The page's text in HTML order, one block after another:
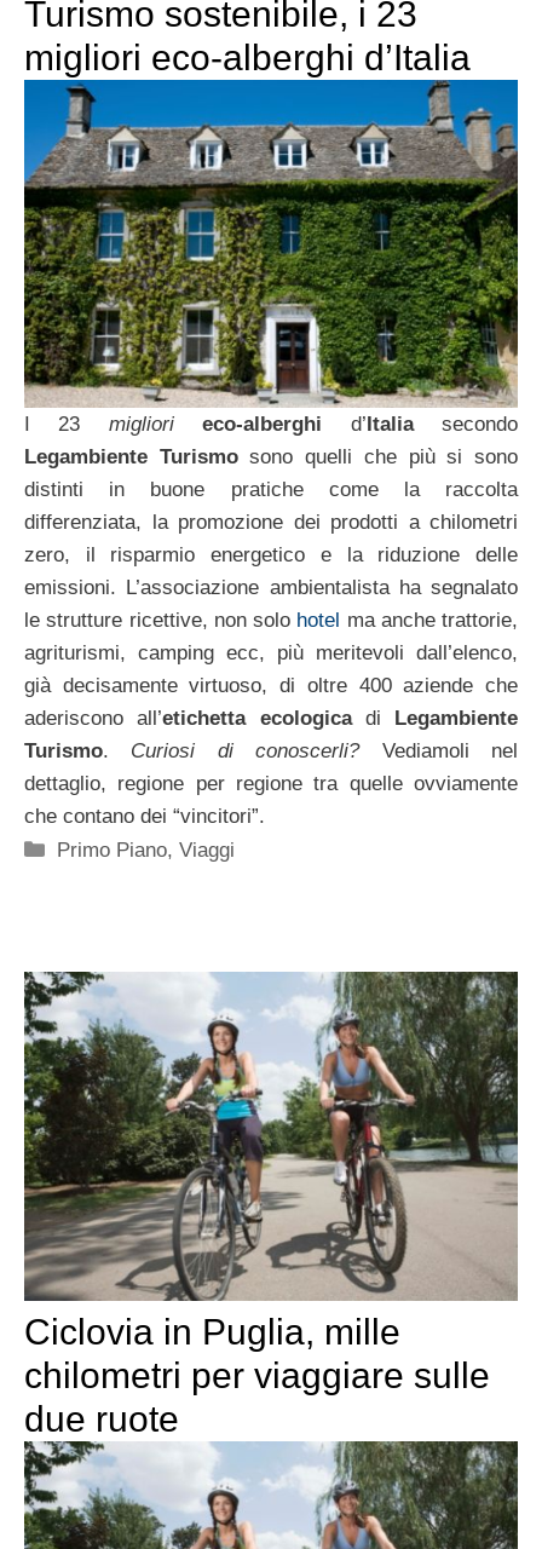
Turismo sostenibile, i 23
migliori eco-alberghi d’Italia
I 23 migliori eco-alberghi d’Italiasecondo
Legambiente Turismosono quelli che più si sono
distinti in buone pratiche come la raccolta
differenziata, la promozione dei prodotti a chilometri
zero, il risparmio energetico e la riduzione delle
emissioni. L’associazione ambientalista ha segnalato
le strutture ricettive, non solo hotel ma anche trattorie,
agriturismi, camping ecc, più meritevoli dall’elenco,
già decisamente virtuoso, di oltre 400 aziende che
aderiscono all’etichetta ecologicadi Legambiente
Turismo. Curiosi di conoscerli?Vediamoli nel
dettaglio, regione per regione tra quelle ovviamente
che contano dei “vincitori”.
Categorie
Primo Piano,Viaggi
Ciclovia in Puglia, mille
chilometri per viaggiare sulle
due ruote